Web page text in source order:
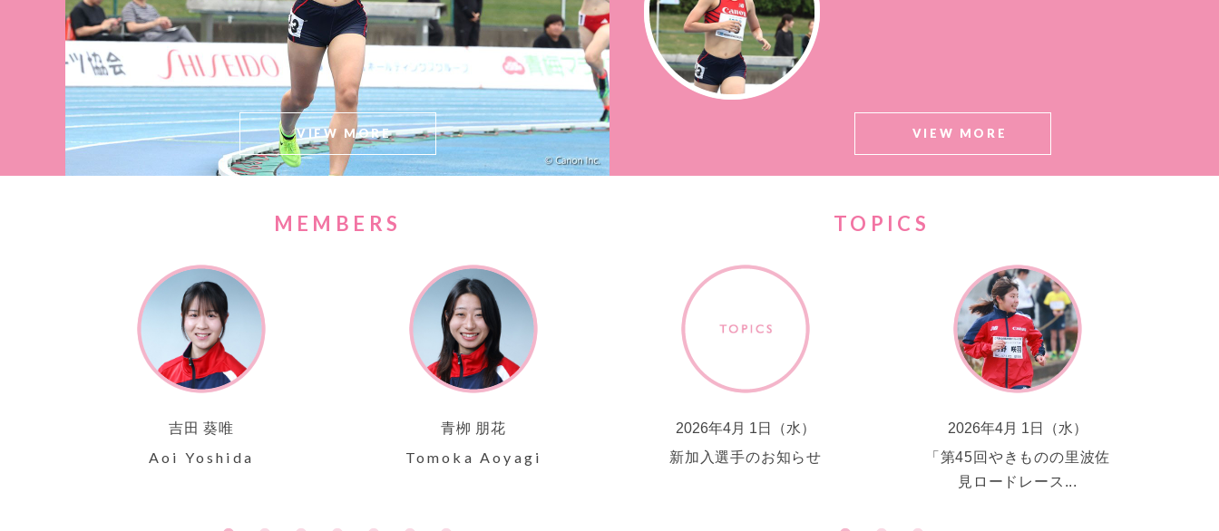
VIEW MORE VIEW MORE
MEMBERS
吉田 葵唯​
Aoi Yoshida
青栁 朋花
Tomoka Aoyagi
池主 茉弥​
Mahiro Ikenushi
水谷 陽菜
Haruna Mizutani
TOPICS
2026年4月 1日（水）
新加入選手のお知らせ
2026年4月 1日（水）
「第45回やきものの里波佐
見ロードレース...